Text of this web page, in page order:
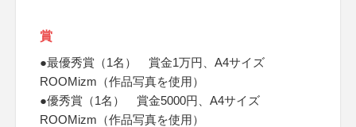
賞
●最優秀賞（1名） 賞金1万円、A4サイズ
ROOMizm（作品写真を使用）
●優秀賞（1名） 賞金5000円、A4サイズ
ROOMizm（作品写真を使用）